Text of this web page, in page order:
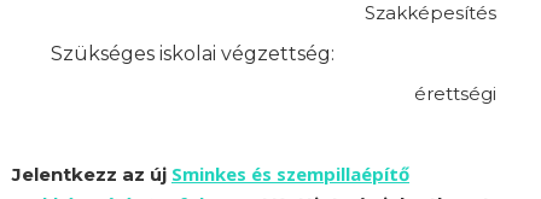
Szakképesítés
Szükséges iskolai végzettség:
érettségi
Jelentkezz az új Sminkes és szempillaépítő